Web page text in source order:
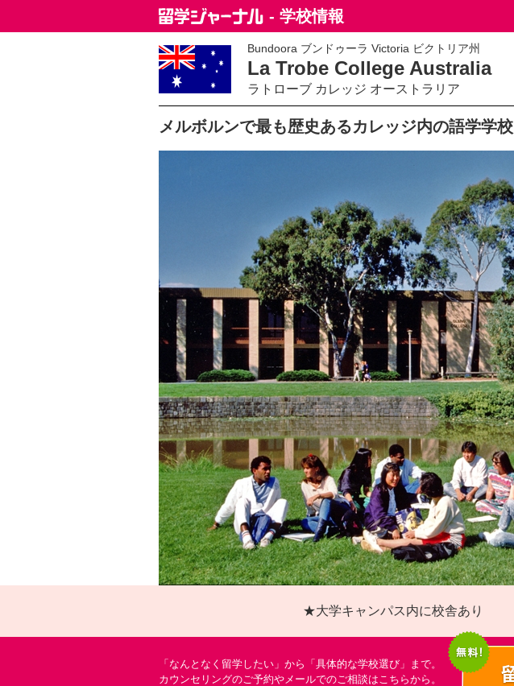
- 学校情報
Bundoora ブンドゥーラ Victoria ビクトリア州
La Trobe College Australia
ラトローブ カレッジ オーストラリア
メルボルンで最も歴史あるカレッジ内の語学学校
★大学キャンパス内に校舎あり
「なんとなく留学したい」から「具体的な学校選び」まで。
カウンセリングのご予約やメールでのご相談はこちらから。